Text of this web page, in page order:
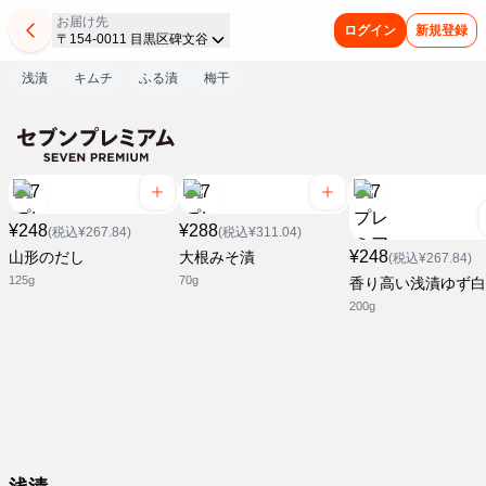
お届け先
〒154-0011 目黒区碑文谷
ログイン 新規登録
浅漬 キムチ ふる漬 梅干
¥248(税込¥267.84)
山形のだし
125g
¥288(税込¥311.04)
大根みそ漬
70g
¥248(税込¥267.84)
香り高い浅漬ゆず
200g